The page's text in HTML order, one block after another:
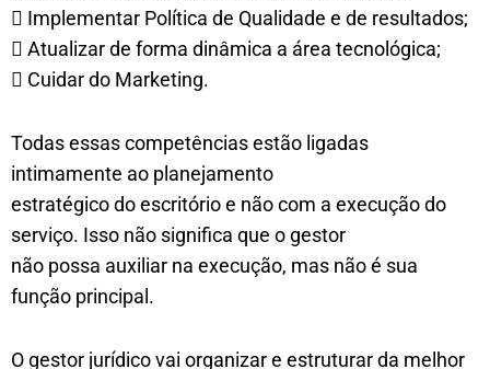
 Implementar Política de Qualidade e de resultados;
 Atualizar de forma dinâmica a área tecnológica;
 Cuidar do Marketing.
Todas essas competências estão ligadas
intimamente ao planejamento
estratégico do escritório e não com a execução do
serviço. Isso não significa que o gestor
não possa auxiliar na execução, mas não é sua
função principal.
O gestor jurídico vai organizar e estruturar da melhor